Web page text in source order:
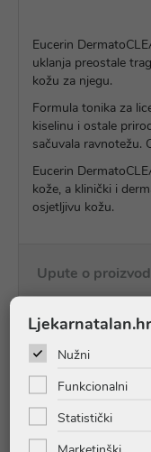
Eucerin
uklanja preostale
kožu za njegu.
Formula tonika za
kiselinu i ostale
sačuvala ravnotežu.
Eucerin
kože, a klinički i
osjetljivu kožu.
Upute o
Pitanja i odgovori
Recenzije
Nužni
Funkcionalni
Statistički